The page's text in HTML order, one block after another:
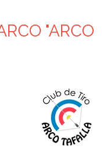
"ARCO